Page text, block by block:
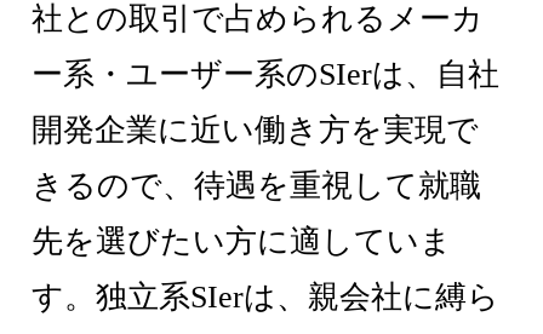
社との取引で占められるメーカ
ー系・ユーザー系のSIerは、自社
開発企業に近い働き方を実現で
きるので、待遇を重視して就職
先を選びたい方に適していま
す。独立系SIerは、親会社に縛ら